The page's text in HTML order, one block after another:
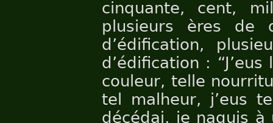
cinquante, cent,
plusieurs ères de
d’édification,
d’édification :
couleur, telle
tel malheur, j’eus
décédai, je naquis à